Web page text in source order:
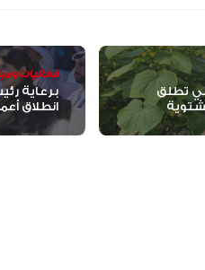
فعاليات
برعاية
انطلاق
تطلق